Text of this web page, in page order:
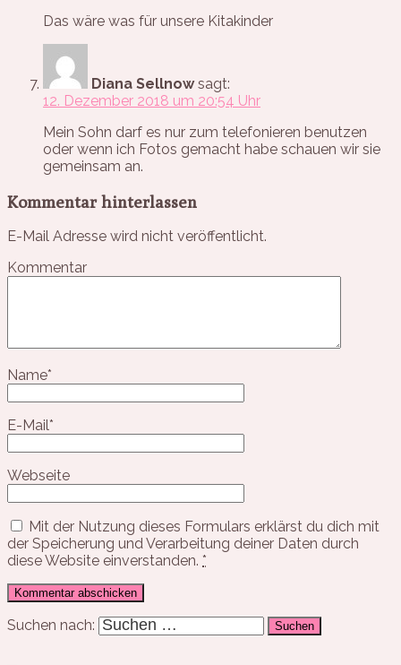
Das wäre was für unsere Kitakinder
Diana Sellnow sagt:
12. Dezember 2018 um 20:54 Uhr
Mein Sohn darf es nur zum telefonieren benutzen
oder wenn ich Fotos gemacht habe schauen wir sie
gemeinsam an.
Kommentar hinterlassen
E-Mail Adresse wird nicht veröffentlicht.
Kommentar
Name*
E-Mail*
Webseite
Mit der Nutzung dieses Formulars erklärst du dich mit
der Speicherung und Verarbeitung deiner Daten durch
diese Website einverstanden. *
Suchen nach: